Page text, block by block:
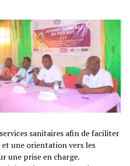
sanitaires afin de faciliter
une orientation vers les
une prise en charge.